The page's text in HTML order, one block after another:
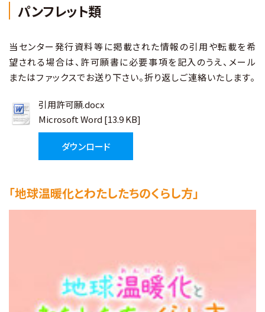
滋賀県地球温暖化防止活動推進センター
水環境保全（淡海環境プラザ）
環境情報発信
補助金
アクセス
Ohmi Environmental Plaza
パンフレット類
当センター発行資料等に掲載された情報の引用や転載を希
望される場合は、許可願書に必要事項を記入のうえ、メール
またはファックスでお送り下さい。折り返しご連絡いたします。
引用許可願.docx
Microsoft Word [13.9 KB]
ダウンロード
「地球温暖化とわたしたちのくらし方」